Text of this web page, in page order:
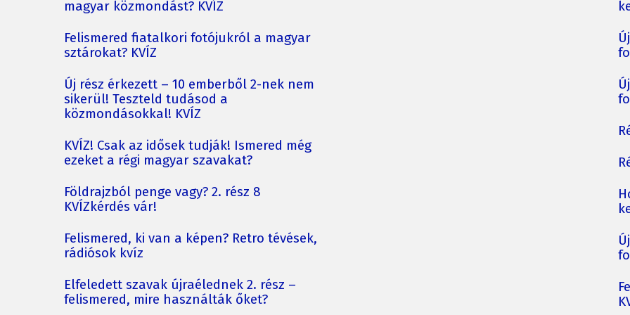
magyar közmondást? KVÍZ
Felismered fiatalkori fotójukról a magyar
sztárokat? KVÍZ
Új rész érkezett – 10 emberből 2-nek nem
sikerül! Teszteld tudásod a
közmondásokkal! KVÍZ
KVÍZ! Csak az idősek tudják! Ismered még
ezeket a régi magyar szavakat?
Földrajzból penge vagy? 2. rész 8
KVÍZkérdés vár!
Felismered, ki van a képen? Retro tévések,
rádiósok kvíz
Elfeledett szavak újraélednek 2. rész –
felismered, mire használták őket?